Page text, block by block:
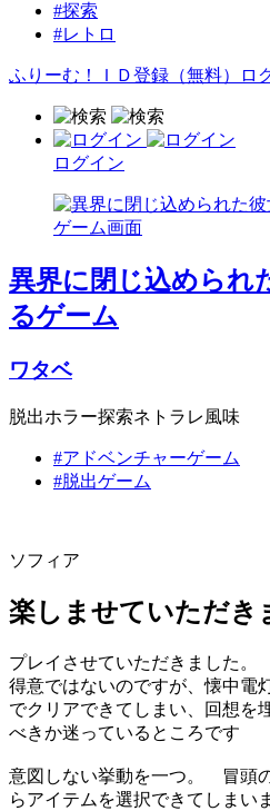
#探索
#レトロ
ふりーむ！ＩＤ登録（無料） ロ
ログイン
異界に閉じ込められ
るゲーム
ワタベ
脱出ホラー探索ネトラレ風味
#アドベンチャーゲーム
#脱出ゲーム
ソフィア
楽しませていただき
プレイさせていただきました
得意ではないのですが、懐中電
でクリアできてしまい、回想を
べきか迷っているところです
意図しない挙動を一つ。 冒頭
らアイテムを選択できてしま